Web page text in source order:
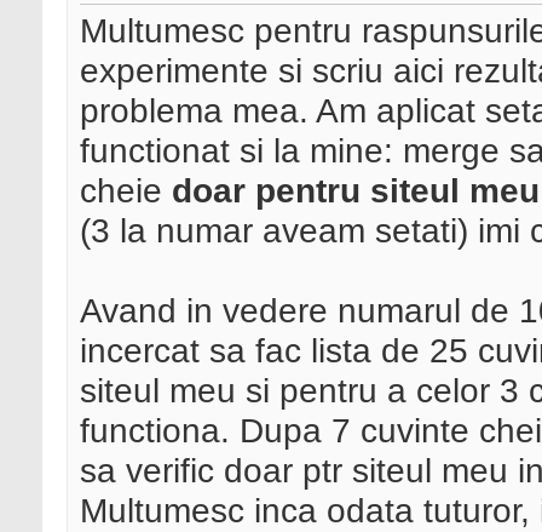
Multumesc pentru
experimente si scriu aici
problema mea. Am aplicat
functionat si la mine: merge
cheie doar pentru siteul meu
(3 la numar aveam setati) imi
Avand in vedere numarul de
incercat sa fac lista de 25
siteul meu si pentru a celor 3
functiona. Dupa 7 cuvinte
sa verific doar ptr siteul meu
Multumesc inca odata